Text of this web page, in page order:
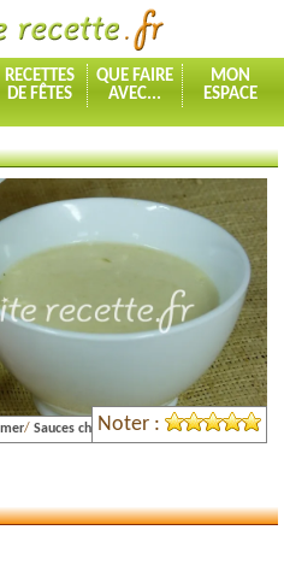
RECETTES
DE FÊTES
QUE FAIRE
AVEC...
MON
ESPACE
/ Sauces chaudesNoter :